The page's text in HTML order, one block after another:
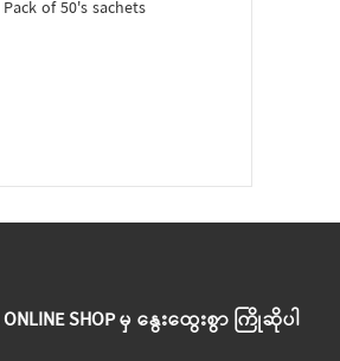
Pack of 50's sachets
ONLINE SHOP မှ နွေးထွေးစွာ ကြိုဆိုပါ